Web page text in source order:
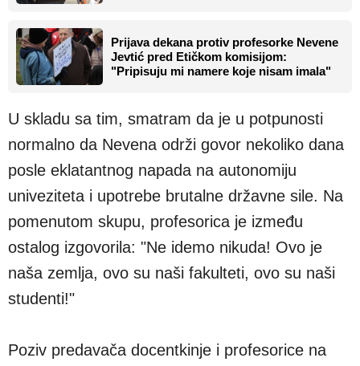
Prijava dekana protiv profesorke Nevene
Jevtić pred Etičkom komisijom:
"Pripisuju mi namere koje nisam imala"
U skladu sa tim, smatram da je u potpunosti
normalno da Nevena održi govor nekoliko dana
posle eklatantnog napada na autonomiju
univeziteta i upotrebe brutalne državne sile. Na
pomenutom skupu, profesorica je između
ostalog izgovorila: "Ne idemo nikuda! Ovo je
naša zemlja, ovo su naši fakulteti, ovo su naši
studenti!"
Poziv predavača docentkinje i profesorice na